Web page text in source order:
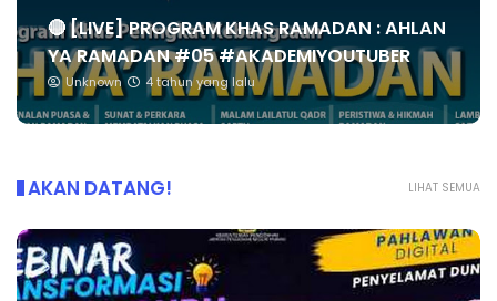
🔴 [LIVE] PROGRAM KHAS RAMADAN : AHLAN
YA RAMADAN #05 #AKADEMIYOUTUBER
Unknown 4 tahun yang lalu
LIHAT SEMUA
AKAN DATANG!